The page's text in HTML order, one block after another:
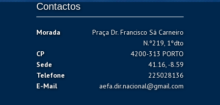
Contactos
Morada
Praça Dr. Francisco Sá Carneiro
N.º219, 1ºdto
CP
4200-313 PORTO
Sede
41.16, -8.59
Telefone
225028136
E-Mail
aefa.dir.nacional@gmail.com